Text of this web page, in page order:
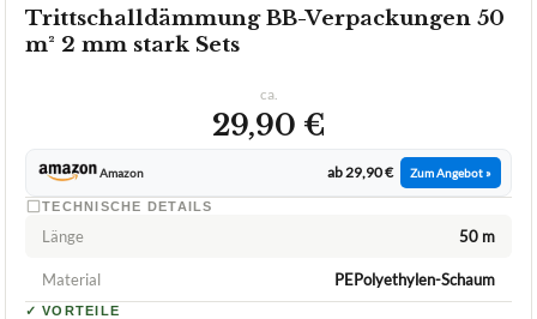
Trittschalldämmung BB-Verpackungen 50
m² 2 mm stark Sets
ca.
29,90 €
Amazon ab 29,90 € Zum Angebot »
TECHNISCHE DETAILS
Länge 50 m
Material PEPolyethylen-Schaum
✓ VORTEILE